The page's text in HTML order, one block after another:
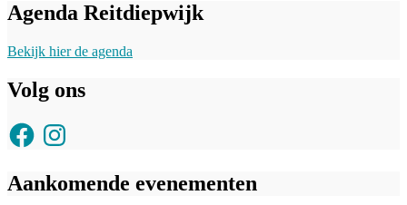
Agenda Reitdiepwijk
Bekijk hier de agenda
Volg ons
FacebookInstagram
Aankomende evenementen